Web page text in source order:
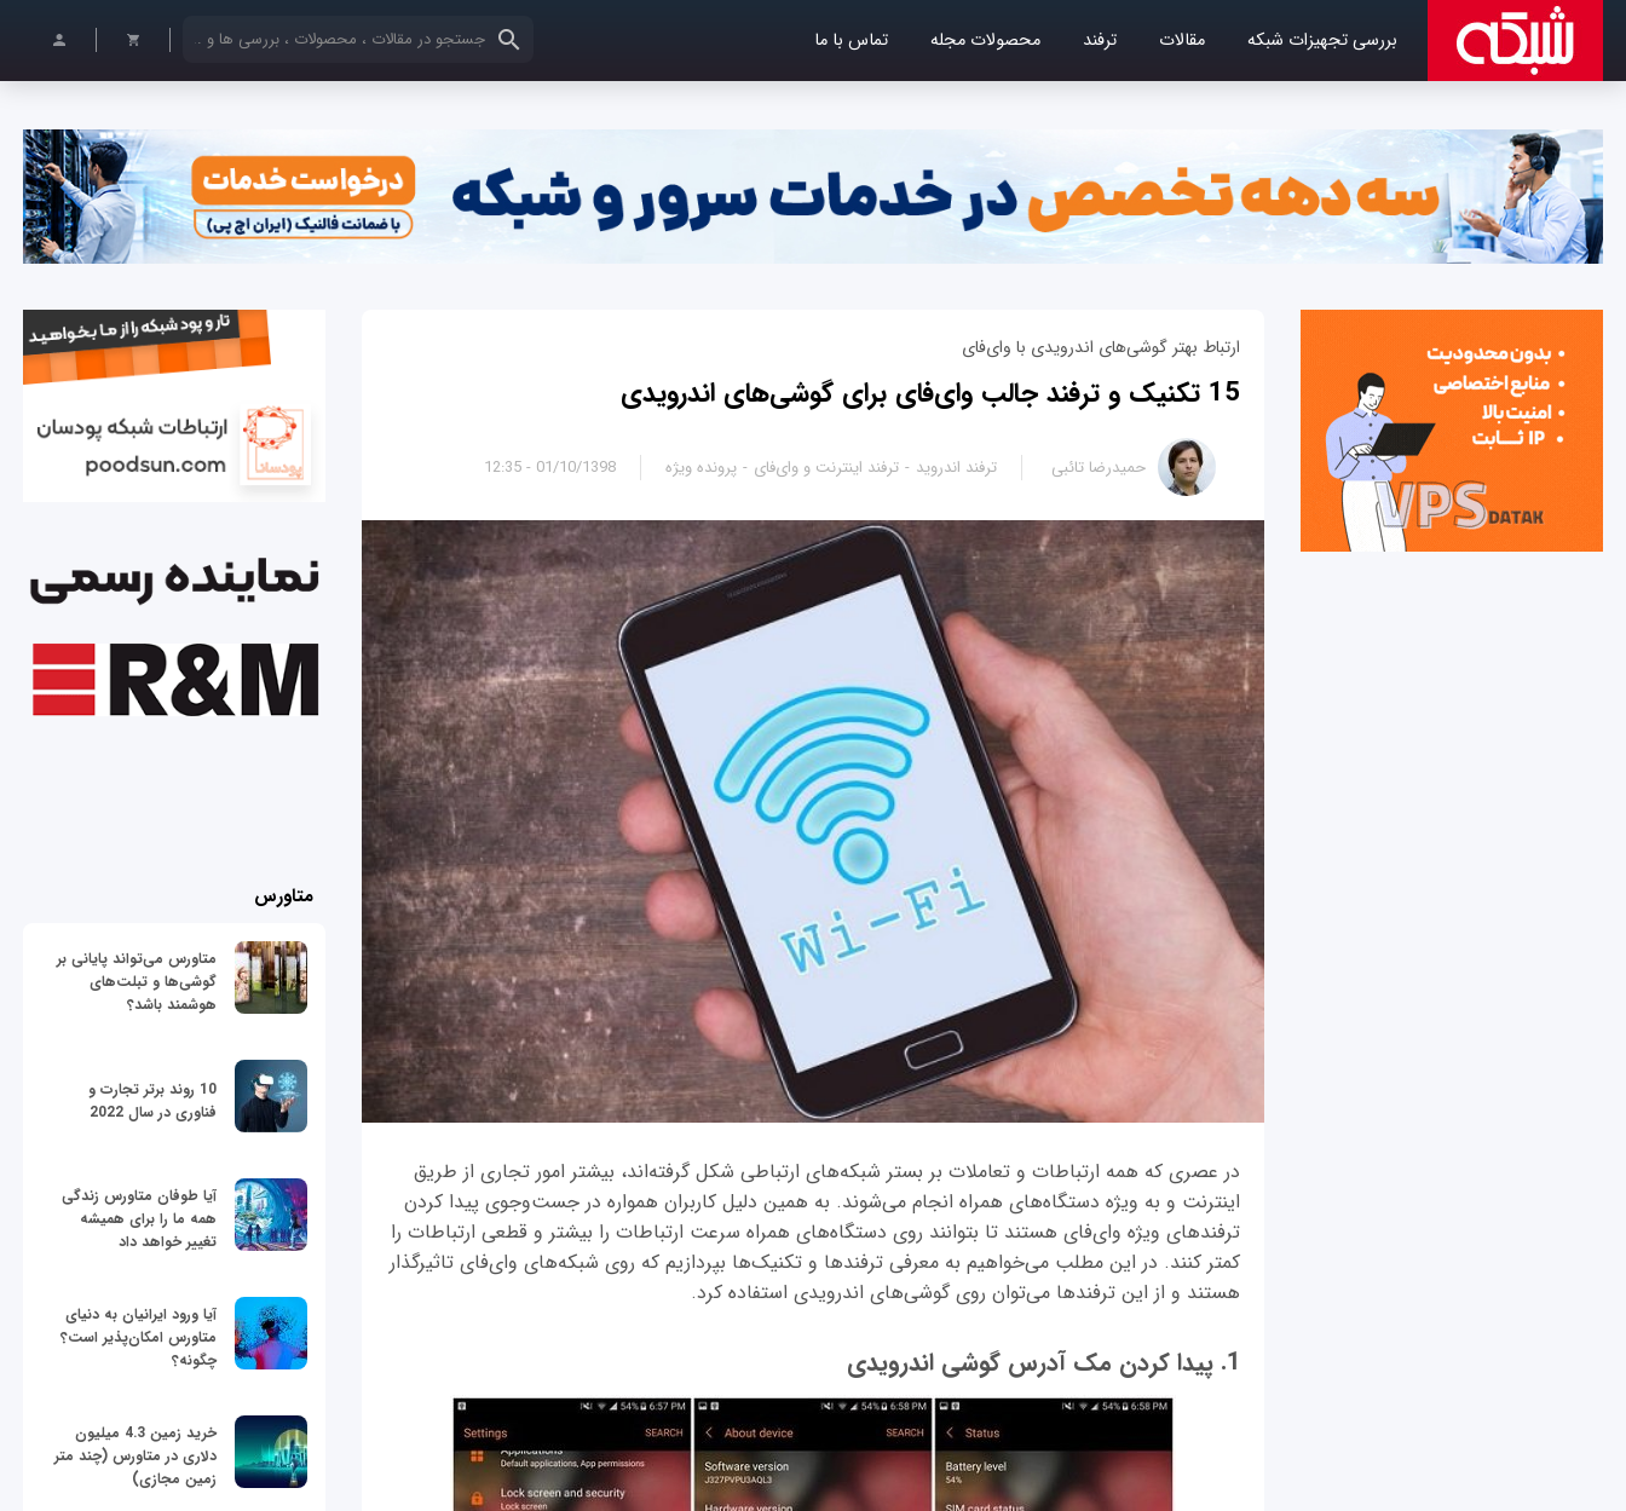
بررسی تجهیزات شبکه مقالات ترفند محصولات مجله تماس با ما کلمات کلیدی خود را وارد کنید
ارتباط بهتر گوشی‌های اندرویدی با وای‌فای
15 تکنیک و ترفند جالب وای‌فای برای گوشی‌های اندرویدی
01/10/1398 - 12:35 حمیدرضا تائبی ترفند اندروید ترفند اینترنت و وای‌فای پرونده ویژه
در عصری که همه ارتباطات و تعاملات بر بستر شبکه‌های ارتباطی شکل‌ گرفته‌اند، بیشتر امور تجاری از طریق
اینترنت و به ویژه دستگاه‌های همراه انجام می‌شوند. به همین دلیل کاربران همواره در جست‌وجوی پیدا کردن
ترفندهای ویژه وای‌فای هستند تا بتوانند روی دستگاه‌های همراه سرعت ارتباطات را بیشتر و قطعی ارتباطات را
کمتر کنند. در این مطلب می‌خواهیم به معرفی ترفندها و تکنیک‌ها بپردازیم که روی شبکه‌های وای‌فای تاثیرگذار
هستند و از این ترفندها می‌توان روی گوشی‌های اندرویدی استفاده کرد.
1. پیدا کردن مک آدرس گوشی اندرویدی
متاورس
متاورس می‌تواند پایانی بر
گوشی‌ها و تبلت‌های
هوشمند باشد؟
10 روند برتر تجارت و
فناوری در سال 2022
آیا طوفان متاورس زندگی
همه ما را برای همیشه
تغییر خواهد داد
آیا ورود ایرانیان به دنیای
متاورس امکان‌پذیر است؟
چگونه؟
خرید زمین 4.3 میلیون
دلاری در متاورس (چند متر
زمین مجازی)